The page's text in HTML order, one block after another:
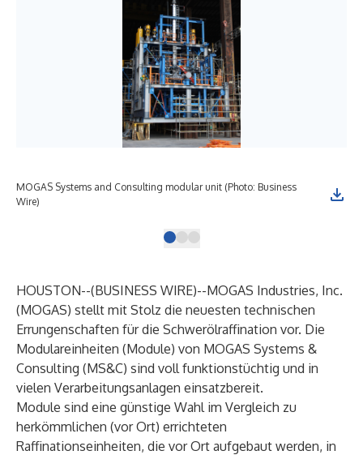
MOGAS Systems and Consulting modular unit (Photo: Business
Wire)
HOUSTON--(BUSINESS WIRE)--MOGAS Industries, Inc.
(MOGAS) stellt mit Stolz die neuesten technischen
Errungenschaften für die Schwerölraffination vor. Die
Modulareinheiten (Module) von MOGAS Systems &
Consulting (MS&C) sind voll funktionstüchtig und in
vielen Verarbeitungsanlagen einsatzbereit.
Module sind eine günstige Wahl im Vergleich zu
herkömmlichen (vor Ort) errichteten
Raffinationseinheiten, die vor Ort aufgebaut werden, in